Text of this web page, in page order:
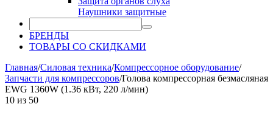
Наушники защитные
БРЕНДЫ
ТОВАРЫ СО СКИДКАМИ
Главная/Силовая техника/Компрессорное оборудование/
Запчасти для компрессоров/Голова компрессорная безмасляная
EWG 1360W (1.36 кВт, 220 л/мин)
10 из 50